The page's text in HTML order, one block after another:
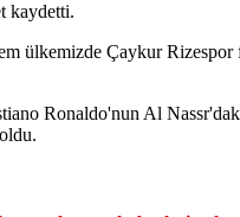
kaydetti.
ülkemizde Çaykur Rizespor
Ronaldo'nun Al